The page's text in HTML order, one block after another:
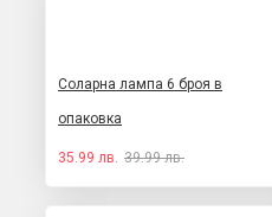
Соларна лампа 6 броя в
опаковка
35.99 лв. 39.99 лв.